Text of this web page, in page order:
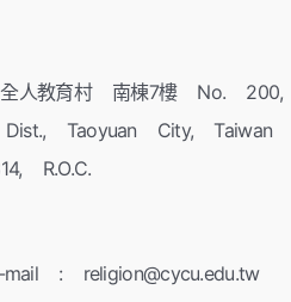
全人教育村 南棟7樓 No. 200,
Taoyuan City, Taiwan
R.O.C.
: religion@cycu.edu.tw